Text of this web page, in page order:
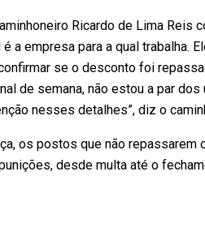
Ricardo de Lima Reis
a empresa para a qual trabalha.
se o desconto foi
de semana, não estou a par
nesses detalhes”, diz o
os postos que não repassarem
desde multa até o